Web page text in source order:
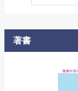
著書